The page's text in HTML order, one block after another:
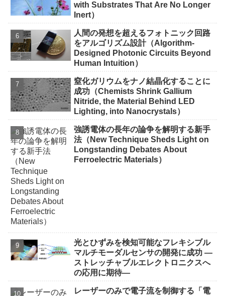
with Substrates That Are No Longer
Inert）
人間の発想を超えるフォトニック回路
をアルゴリズム設計（Algorithm-
Designed Photonic Circuits Beyond
Human Intuition）
窒化ガリウムをナノ結晶化することに
成功（Chemists Shrink Gallium
Nitride, the Material Behind LED
Lighting, into Nanocrystals）
強誘電体の長年の論争を解明する新手
法（New Technique Sheds Light on
Longstanding Debates About
Ferroelectric Materials）
光とひずみを検知可能なフレキシブル
マルチモーダルセンサの開発に成功 ―
ストレッチャブルエレクトロニクスへ
の応用に期待―
レーザーのみで電子流を制御する「電